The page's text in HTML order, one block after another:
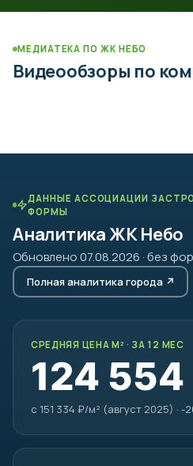
МЕДИАТЕКА ПО ЖК НЕБО
Видеообзоры по
ДАННЫЕ АССОЦИАЦИИ
ФОРМЫ
Аналитика ЖК Небо
Обновлено 07.08.2026 · без
Полная аналитика города ↗
СРЕДНЯЯ ЦЕНА М² · ЗА 12 МЕС
124 554
с 151 334 ₽/м² (август 2025) · -